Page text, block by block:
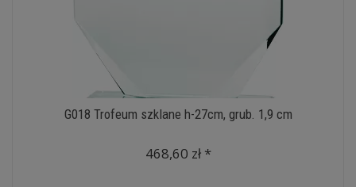
G018 Trofeum szklane h-27cm, grub. 1,9 cm
468,60 zł *